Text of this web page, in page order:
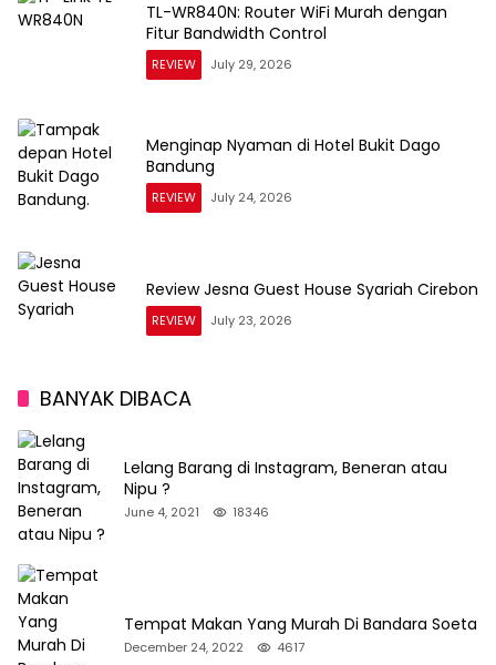
TL-WR840N: Router WiFi Murah dengan
Fitur Bandwidth Control
REVIEW July 29, 2026
Menginap Nyaman di Hotel Bukit Dago
Bandung
REVIEW July 24, 2026
Review Jesna Guest House Syariah Cirebon
REVIEW July 23, 2026
BANYAK DIBACA
Lelang Barang di Instagram, Beneran atau
Nipu ?
June 4, 2021 18346
Tempat Makan Yang Murah Di Bandara Soeta
December 24, 2022 4617